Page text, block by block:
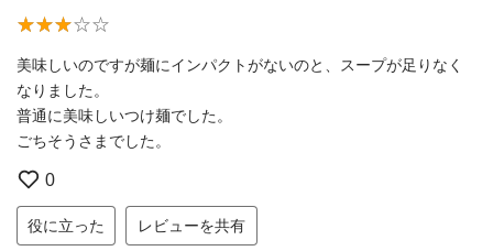
美味しいのですが麺にインパクトがないのと、スープが足りなく
なりました。
普通に美味しいつけ麺でした。
ごちそうさまでした。
0
役に立った レビューを共有